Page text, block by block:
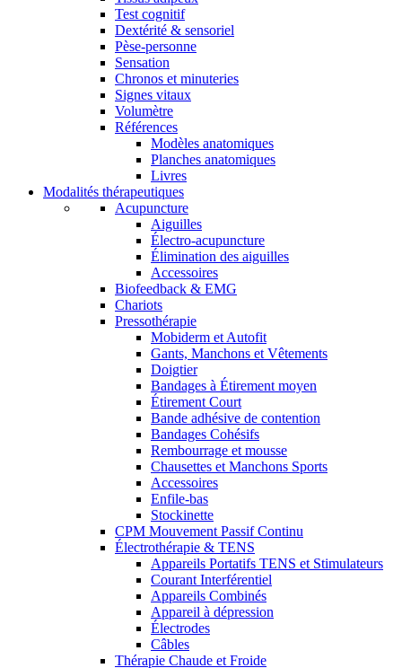
Test cognitif
Dextérité & sensoriel
Pèse-personne
Sensation
Chronos et minuteries
Signes vitaux
Volumètre
Références
Modèles anatomiques
Planches anatomiques
Livres
Modalités thérapeutiques
Acupuncture
Aiguilles
Électro-acupuncture
Élimination des aiguilles
Accessoires
Biofeedback & EMG
Chariots
Pressothérapie
Mobiderm et Autofit
Gants, Manchons et Vêtements
Doigtier
Bandages à Étirement moyen
Étirement Court
Bande adhésive de contention
Bandages Cohésifs
Rembourrage et mousse
Chausettes et Manchons Sports
Accessoires
Enfile-bas
Stockinette
CPM Mouvement Passif Continu
Électrothérapie & TENS
Appareils Portatifs TENS et Stimulateurs
Courant Interférentiel
Appareils Combinés
Appareil à dépression
Électrodes
Câbles
Thérapie Chaude et Froide